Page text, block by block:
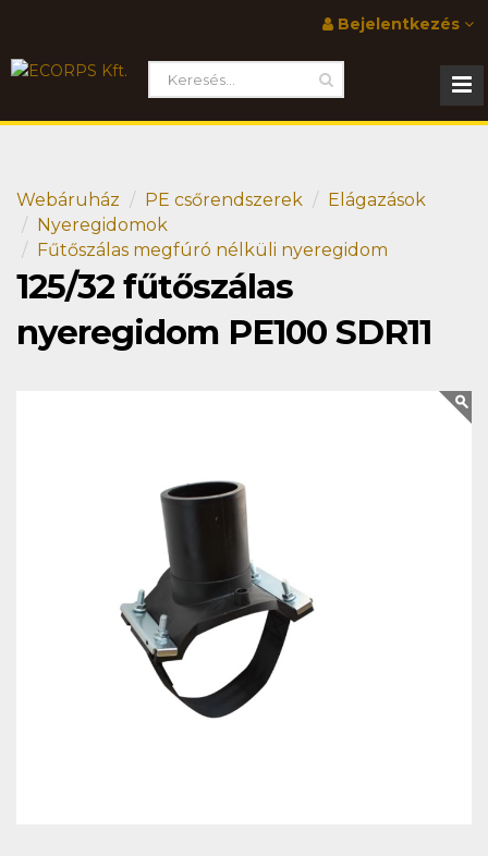
Bejelentkezés
Webáruház PE csőrendszerek
Elágazások
Nyeregidomok
Fűtőszálas megfúró nélküli nyeregidom
125/32 fűtőszálas
nyeregidom PE100 SDR11